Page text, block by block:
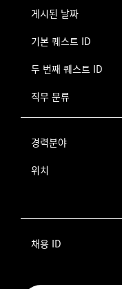
게시된 날짜
기본 퀘스트 ID
두 번째 퀘스트 ID
직무 분류
경력분야
위치
채용 ID